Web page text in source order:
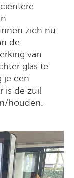
zich nu
de
van
glas te
je een
is de zuil
houden.